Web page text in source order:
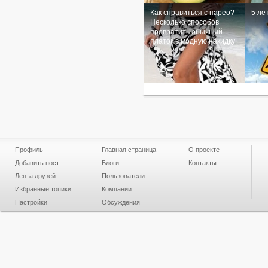
Как справиться с парео?
Несколько способов
превратить обычный
платок в модную накидку
5
Профиль
Добавить пост
Лента друзей
Избранные топики
Настройки
Главная страница
Блоги
Пользователи
Компании
Обсуждения
О проекте
Контакты